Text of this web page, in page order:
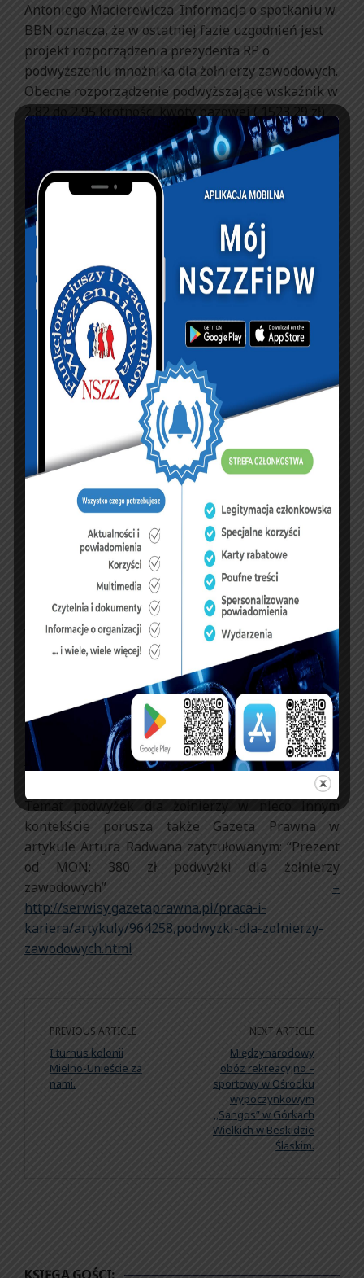
Antoniego Macierewicza. Informacja o spotkaniu w
BBN oznacza, że w ostatniej fazie uzgodnień jest
projekt rozporządzenia prezydenta RP o
podwyższeniu mnożnika dla żołnierzy zawodowych.
Obecne rozporządzenie podwyższające wskaźnik w
2,82 do 2,95 krotności kwoty bazowej ( 1523,29 zł)
zostało podpisane przez prezydenta Bronisława
Komorowskiego w ostatnim dniu jego urzędowania
(5 sierpnia 2015 r.). Nie jest wykluczone, że obecny
prezydent RP Andrzej Duda, złoży podpis pod tym
rozporządzeniem w przyszłym tygodniu a na pewno
przed Świętem Wojska Polskiego. Może to być miłe
zaskoczenie dla wojskowego środowiska. Środki na
podwyżkę są przewidziane w przyszłorocznym
budżecie, więc będzie obowiązywać od 1 stycznia
2017 r.
Projekt rozporządzenia musi mieć kontrasygnatę
premiera i akceptację ministra finansów, co
oznacza, że przeszedł wszystkie etapy uzgodnień w
resorcie obrony narodowej, w tym również z
departamentem: Budżetowym i Kadr MON.
Powstaje pytanie, o ile mogą zwiększyć się
przeciętne uposażenia żołnierzy zawodowych. I jak
ta dodatkowa pula zostanie podzielona – po równo
czy procentowo. W naszej ocenie, podwyżka
przewidziana od 1 stycznia 2017 r. będzie nie
mniejsza niż 0,18 i nie większa niż 0,25 krotność
kwoty bazowej, czyli mnożnik dla żołnierzy
wyniesie od 3,13 do 3,20 krotność tej kwoty. Brutto
będzie to od 250 zł do nawet 380 zł na etat.
Najbliższe dni potwierdzą, jaką podwyżkę od
przyszłego roku otrzymają żołnierze zawodowi.
R.Ch.
http://www.portal-mundurowy.pl/
Temat podwyżek dla żołnierzy w nieco innym
kontekście porusza także Gazeta Prawna w
artykule Artura Radwana zatytułowanym: “Prezent
od MON: 380 zł podwyżki dla żołnierzy
zawodowych” –
http://serwisy.gazetaprawna.pl/praca-i-
kariera/artykuly/964258,podwyzki-dla-zolnierzy-
zawodowych.html
PREVIOUS ARTICLE
I turnus kolonii
Mielno-Unieście za
nami.
NEXT ARTICLE
Międzynarodowy
obóz rekreacyjno –
sportowy w Ośrodku
wypoczynkowym
,,Sangos” w Górkach
Wielkich w Beskidzie
Ślaskim.